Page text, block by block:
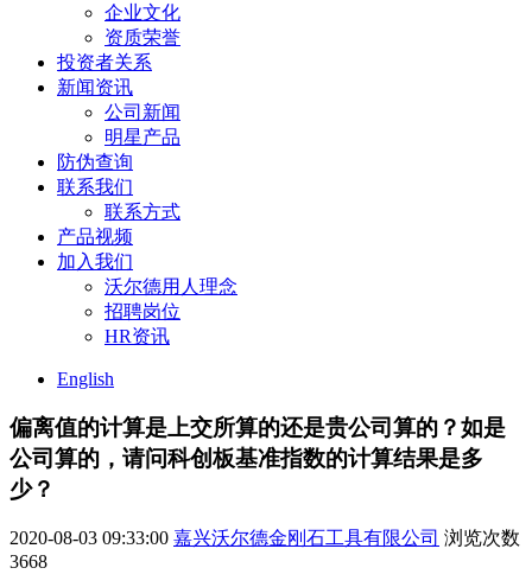
企业文化
资质荣誉
投资者关系
新闻资讯
公司新闻
明星产品
防伪查询
联系我们
联系方式
产品视频
加入我们
沃尔德用人理念
招聘岗位
HR资讯
English
偏离值的计算是上交所算的还是贵公司算的？如是
公司算的，请问科创板基准指数的计算结果是多
少？
2020-08-03 09:33:00 嘉兴沃尔德金刚石工具有限公司 浏览次数
3668